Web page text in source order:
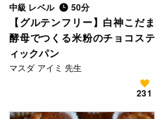
中級 レベル 50分
【グルテンフリー】白神こだま
酵母でつくる米粉のチョコステ
ィックパン
マスダ アイミ 先生
231